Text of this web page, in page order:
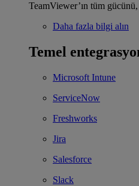
TeamViewer’ın tüm
Daha fazla bilgi alın
Temel
Microsoft Intune
ServiceNow
Freshworks
Jira
Salesforce
Slack